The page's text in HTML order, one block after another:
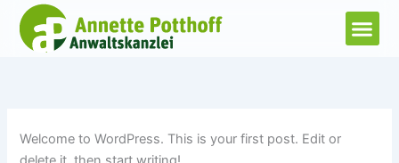
Zum
Inhalt
springen
Welcome to WordPress. This is your first post. Edit or